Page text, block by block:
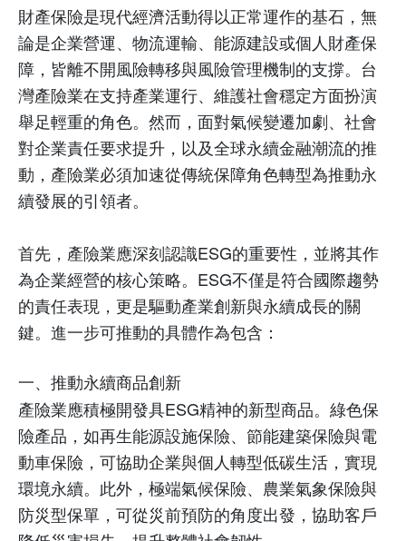
財產保險是現代經濟活動得以正常運作的基石，無
論是企業營運、物流運輸、能源建設或個人財產保
障，皆離不開風險轉移與風險管理機制的支撐。台
灣產險業在支持產業運行、維護社會穩定方面扮演
舉足輕重的角色。然而，面對氣候變遷加劇、社會
對企業責任要求提升，以及全球永續金融潮流的推
動，產險業必須加速從傳統保障角色轉型為推動永
續發展的引領者。
首先，產險業應深刻認識ESG的重要性，並將其作
為企業經營的核心策略。 ESG不僅是符合國際趨勢
的責任表現，更是驅動產業創新與永續成長的關
鍵。進一步可推動的具體作為包含：
一、推動永續商品創新
產險業應積極開發具ESG精神的新型商品。綠色保
險產品，如再生能源設施保險、節能建築保險與電
動車保險，可協助企業與個人轉型低碳生活，實現
環境永續。此外，極端氣候保險、農業氣象保險與
防災型保單，可從災前預防的角度出發，協助客戶